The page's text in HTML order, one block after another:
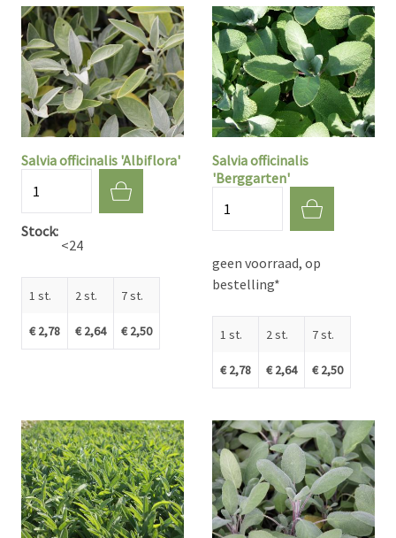
Salvia officinalis 'Albiflora'
Stock
<24
1 st.
€ 2,78
2 st.
€ 2,64
7 st.
€ 2,50
Salvia officinalis
'Berggarten'
geen voorraad, op
bestelling*
1 st.
€ 2,78
2 st.
€ 2,64
7 st.
€ 2,50